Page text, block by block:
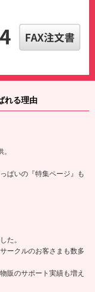
れる理由
ぱいの『特集ページ』も
た。
ークルのお客さまも数多
販のサポート実績も増え